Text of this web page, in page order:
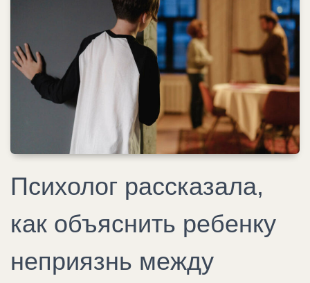
Психолог рассказала,
как объяснить ребенку
неприязнь между